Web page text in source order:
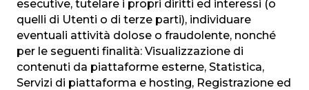
esecutive, tutelare i propri diritti ed interessi (o
quelli di Utenti o di terze parti), individuare
eventuali attività dolose o fraudolente, nonché
per le seguenti finalità: Visualizzazione di
contenuti da piattaforme esterne, Statistica,
Servizi di piattaforma e hosting, Registrazione ed